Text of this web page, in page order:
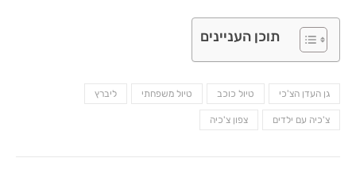
תוכן העניינים
גן העדן הצ'כי טיול כוכב טיול משפחתי ליברץ
צ'כיה עם ילדים צפון צ'כיה